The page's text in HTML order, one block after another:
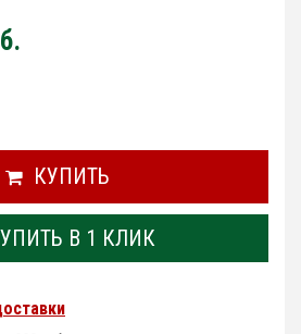
КУПИТЬ
В 1 КЛИК